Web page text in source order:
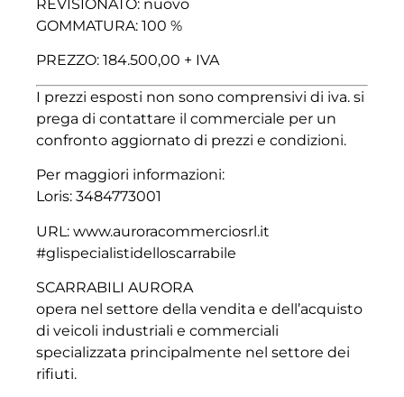
REVISIONATO: nuovo
GOMMATURA: 100 %
PREZZO: 184.500,00 + IVA
I prezzi esposti non sono comprensivi di iva. si
prega di contattare il commerciale per un
confronto aggiornato di prezzi e condizioni.
Per maggiori informazioni:
Loris: 3484773001
URL: www.auroracommerciosrl.it
#glispecialistidelloscarrabile
SCARRABILI AURORA
opera nel settore della vendita e dell’acquisto
di veicoli industriali e commerciali
specializzata principalmente nel settore dei
rifiuti.